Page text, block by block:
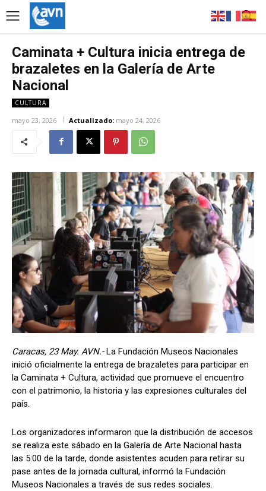
Caminata + Cultura inicia entrega de
brazaletes en la Galería de Arte
Nacional
CULTURA
mayo 23, 2026 Actualizado: mayo 24, 2026
Caracas, 23 May. AVN.-La Fundación Museos Nacionales
inició oficialmente la entrega de brazaletes para participar en
la Caminata + Cultura, actividad que promueve el encuentro
con el patrimonio, la historia y las expresiones culturales del
país.
Los organizadores informaron que la distribución de accesos
se realiza este sábado en la Galería de Arte Nacional hasta
las 5:00 de la tarde, donde asistentes acuden para retirar su
pase antes de la jornada cultural, informó la Fundación
Museos Nacionales a través de sus redes sociales.